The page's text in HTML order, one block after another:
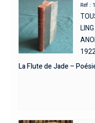
Réf :
LING
La Flute de Jade –